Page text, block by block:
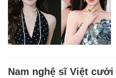
Nam nghệ sĩ Việt